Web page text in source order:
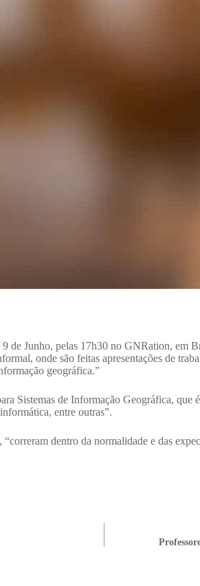
9 de Junho, pelas 17h30 no GNRation, em
onde são feitas apresentações de
geográfica.”
Sistemas de Informação Geográfica, que
entre outras”.
dentro da normalidade e das